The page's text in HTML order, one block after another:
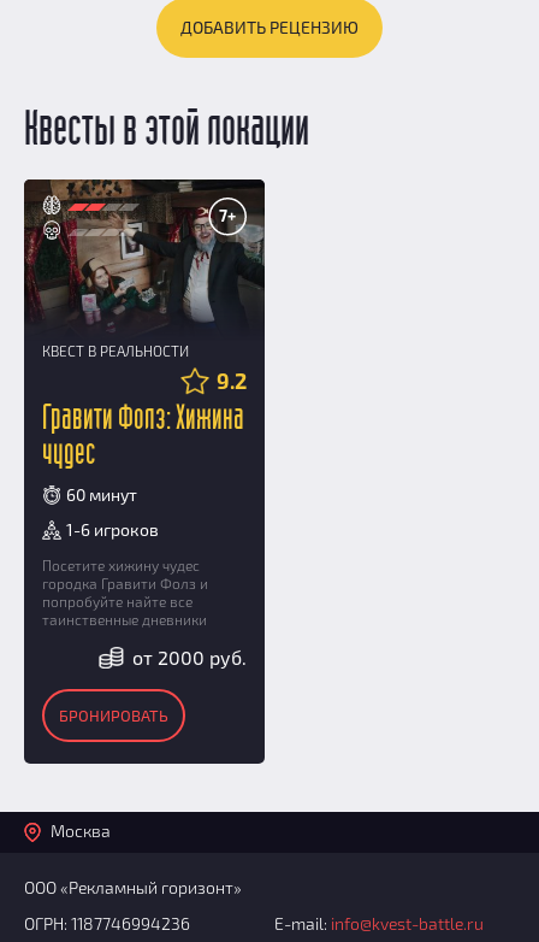
ДОБАВИТЬ РЕЦЕНЗИЮ
Квесты в этой локации
7+
КВЕСТ В РЕАЛЬНОСТИ
9.2
Гравити Фолз: Хижина
чудес
60 минут
1-6 игроков
Посетите хижину чудес
городка Гравити Фолз и
попробуйте найте все
таинственные дневники
от 2000 руб.
БРОНИРОВАТЬ
Москва
ООО «Рекламный горизонт»
ОГРН: 1187746994236
E-mail: info@kvest-battle.ru